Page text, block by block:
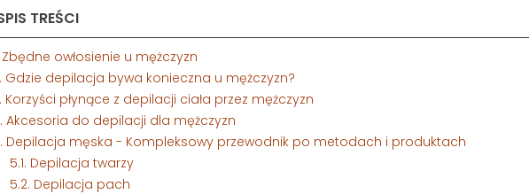
TREŚCI
Zbędne owłosienie u mężczyzn
Gdzie depilacja bywa konieczna u mężczyzn?
Korzyści płynące z depilacji ciała przez mężczyzn
Akcesoria do depilacji dla mężczyzn
Depilacja męska - Kompleksowy przewodnik po metodach i produktach
5.1. Depilacja twarzy
5.2. Depilacja pach